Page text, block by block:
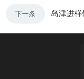
下一条 岛津进